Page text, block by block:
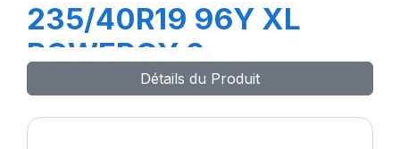
235/40R19 96Y XL
POWERGY 2
Détails du Produit